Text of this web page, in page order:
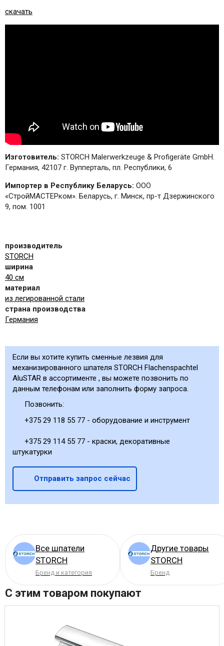
скачать
Изготовитель: STORCH Malerwerkzeuge & Profigeräte GmbH.
Германия, 42107 г. Вупперталь, пл. Республики, 6
Импортер в Республику Беларусь: ООО
«СтройМАСТЕРком». Беларусь, г. Минск, пр-т Дзержинского
9, пом. 1001
производитель
STORCH
ширина
40 см
материал
из легированной стали
страна производства
Германия
Если вы хотите купить сменные лезвия для
механизированного шпателя STORCH Flachenspachtel
AluSTAR в ассортименте , вы можете позвонить по
данным телефонам или заполнить форму запроса.
Позвонить:
+375 29 118 55 77 - оборудование и инструмент
+375 29 114 55 77 - краски, декоративные
штукатурки
Отправить запрос сейчас
Все шпатели
STORCH
Бренд и категория
Другие товары
STORCH
Бренд
С этим товаром покупают